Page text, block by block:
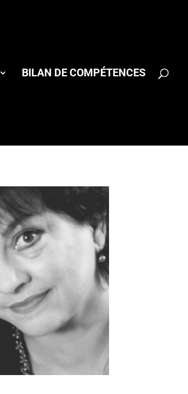
BILAN DE COMPÉTENCES